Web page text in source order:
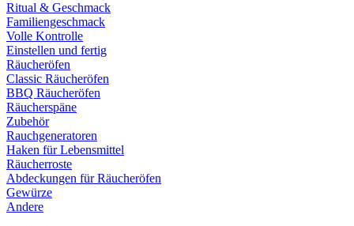
Ritual & Geschmack
Familiengeschmack
Volle Kontrolle
Einstellen und fertig
Räucheröfen
Classic Räucheröfen
BBQ Räucheröfen
Räucherspäne
Zubehör
Rauchgeneratoren
Haken für Lebensmittel
Räucherroste
Abdeckungen für Räucheröfen
Gewürze
Andere